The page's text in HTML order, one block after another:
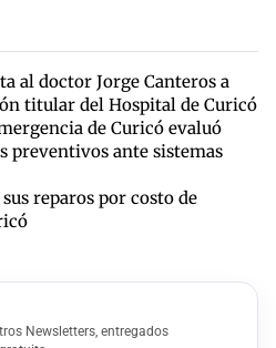
al doctor Jorge Canteros a
titular del Hospital de Curicó
de Curicó evaluó
preventivos ante sistemas
reparos por costo de
Newsletters, entregados